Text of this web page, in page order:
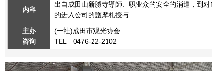
内容
出自成田山新勝寺導師、职业众的安全的消遣，到对
的进入公司的護摩札授与
主办
咨询
(一社)成田市观光协会
TEL 0476-22-2102